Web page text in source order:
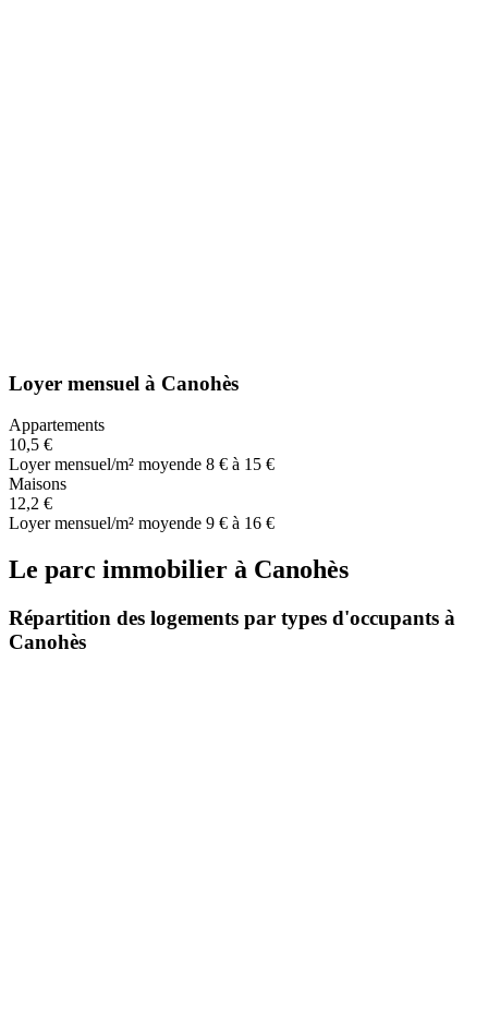
Loyer mensuel à Canohès
Appartements
10,5 €
Loyer mensuel/m² moyende 8 € à 15 €
Maisons
12,2 €
Loyer mensuel/m² moyende 9 € à 16 €
Le parc immobilier à Canohès
Répartition des logements par types d'occupants à
Canohès